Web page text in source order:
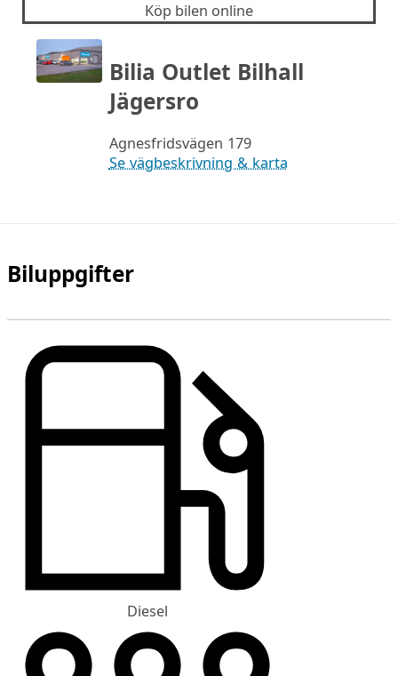
Köp bilen online
Bilia Outlet Bilhall
Jägersro
Agnesfridsvägen 179
Se vägbeskrivning & karta
Biluppgifter
Diesel